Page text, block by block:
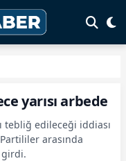
yarısı arbede
tebliğ edileceği iddiası
arasında
girdi.